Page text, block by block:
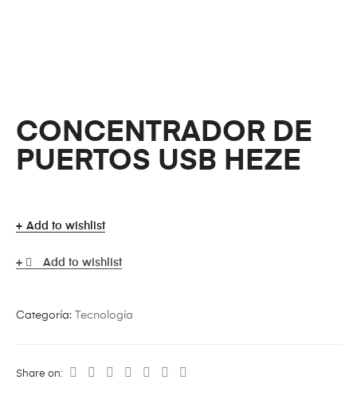
CONCENTRADOR DE
PUERTOS USB HEZE
Add to wishlist
Add to wishlist
Categoría: Tecnología
Share on: